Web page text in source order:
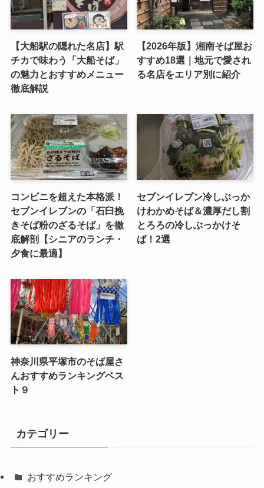
【大船駅の隠れた名店】駅
チカで味わう「大船そば」
の魅力とおすすめメニュー
徹底解説
【2026年版】湘南そば屋お
すすめ18選｜地元で愛され
る名店をエリア別に紹介
コンビニを超えた本格派！
セブンイレブンの「石臼挽
きそば粉のざるそば」を徹
底解剖【シニアのランチ・
夕食に最適】
セブンイレブン冷しぶっか
けわかめそば＆濃厚だし割
とろろの冷しぶっかけそ
ば！2選
神奈川県平塚市のそば屋さ
んおすすめランキングベス
ト９
カテゴリー
おすすめランキング